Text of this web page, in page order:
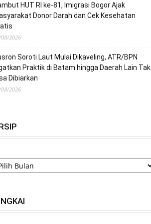
HUT RI ke-81, Imigrasi Bogor Ajak
Donor Darah dan Cek Kesehatan
2026
Soroti Laut Mulai Dikaveling, ATR/BPN
Praktik di Batam hingga Daerah Lain Tak
Dibiarkan
2026